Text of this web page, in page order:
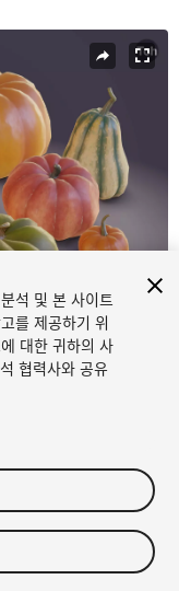
석 및 본 사이트
를 제공하기 위
대한 귀하의 사
협력사와 공유